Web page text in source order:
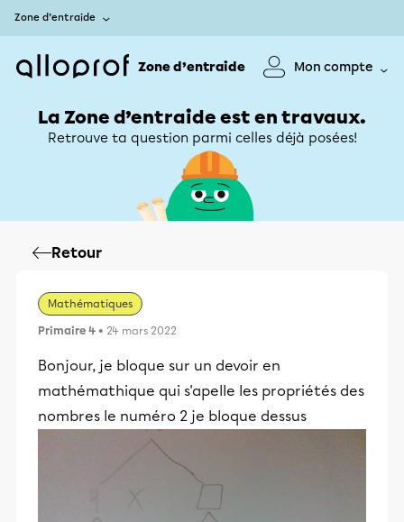
Zone d’entraide
Zone d’entraide Mon compte
La Zone d’entraide est en travaux.
Retrouve ta question parmi celles déjà posées!
Retour
Mathématiques
Primaire 4 • 24 mars 2022
Bonjour, je bloque sur un devoir en
mathémathique qui s'apelle les propriétés des
nombres le numéro 2 je bloque dessus